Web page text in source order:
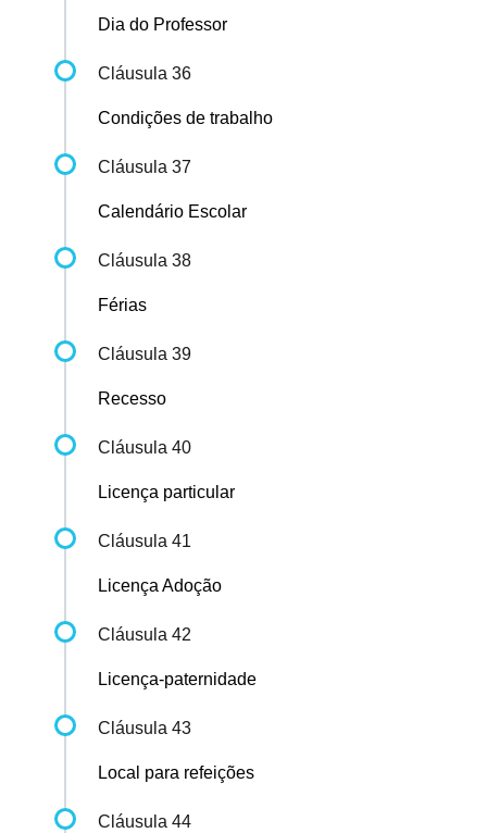
Dia do Professor
Cláusula 36
Condições de trabalho
Cláusula 37
Calendário Escolar
Cláusula 38
Férias
Cláusula 39
Recesso
Cláusula 40
Licença particular
Cláusula 41
Licença Adoção
Cláusula 42
Licença-paternidade
Cláusula 43
Local para refeições
Cláusula 44